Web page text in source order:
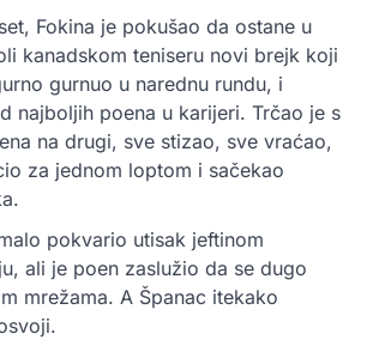
Fokina je pokušao da ostane u
kanadskom teniseru novi brejk koji
gurnuo u narednu rundu, i
najboljih poena u karijeri. Trčao je s
na drugi, sve stizao, sve vraćao,
za jednom loptom i sačekao
pokvario utisak jeftinom
ali je poen zaslužio da se dugo
mrežama. A Španac itekako